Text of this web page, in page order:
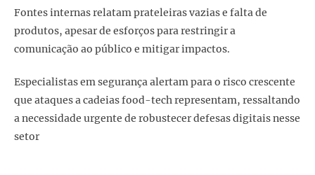
Fontes internas relatam prateleiras vazias e falta de
produtos, apesar de esforços para restringir a
comunicação ao público e mitigar impactos.
Especialistas em segurança alertam para o risco crescente
que ataques a cadeias food-tech representam, ressaltando
a necessidade urgente de robustecer defesas digitais nesse
setor